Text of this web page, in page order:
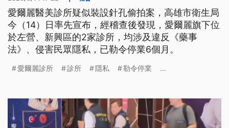
愛爾麗醫美診所疑似裝設針孔偷拍案，高雄市衛生局
今（14）日率先宣布，經稽查後發現，愛爾麗旗下位
於左營、新興區的2家診所，均涉及違反《藥事
法》、侵害民眾隱私，已勒令停業6個月。
愛爾麗診所 診所 隱私 勒令停業 ...